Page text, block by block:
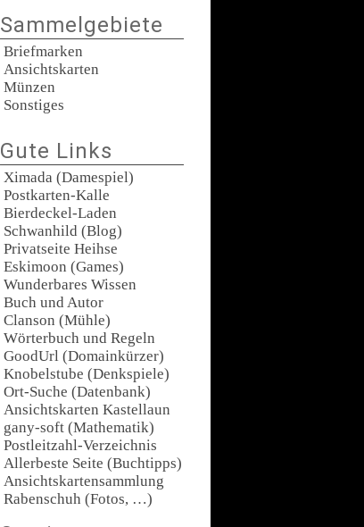
Sammelgebiete
Briefmarken
Ansichtskarten
Münzen
Sonstiges
Gute Links
Ximada (Damespiel)
Postkarten-Kalle
Bierdeckel-Laden
Schwanhild (Blog)
Privatseite Heihse
Eskimoon (Games)
Wunderbares Wissen
Buch und Autor
Clanson (Mühle)
Wörterbuch und Regeln
GoodUrl (Domainkürzer)
Knobelstube (Denkspiele)
Ort-Suche (Datenbank)
Ansichtskarten Kastellaun
gany-soft (Mathematik)
Postleitzahl-Verzeichnis
Allerbeste Seite (Buchtipps)
Ansichtskartensammlung
Rabenschuh (Fotos, …)